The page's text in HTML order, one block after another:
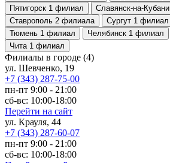
Пятигорск 1 филиал Славянск-на-Кубани
Ставрополь 2 филиала Сургут 1 филиал
Тюмень 1 филиал Челябинск 1 филиал
Чита 1 филиал
Филиалы в городе (4)
ул. Шевченко, 19
+7 (343) 287-75-00
пн-пт 9:00 - 21:00
сб-вс: 10:00-18:00
Перейти на сайт
ул. Крауля, 44
+7 (343) 287-60-07
пн-пт 9:00 - 21:00
сб-вс: 10:00-18:00